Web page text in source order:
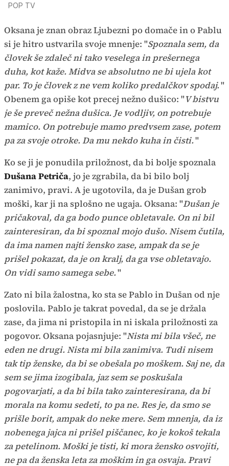
POP TV
Oksana je znan obraz Ljubezni po domače in o Pablu
si je hitro ustvarila svoje mnenje: "Spoznala sem, da
človek še zdaleč ni tako veselega in prešernega
duha, kot kaže. Midva se absolutno ne bi ujela kot
par. To je človek z ne vem koliko predalčkov spodaj."
Obenem ga opiše kot precej nežno dušico: "V bistvu
je še preveč nežna dušica. Je vodljiv, on potrebuje
mamico. On potrebuje mamo predvsem zase, potem
pa za svoje otroke. Da mu nekdo kuha in čisti."
Ko se ji je ponudila priložnost, da bi bolje spoznala
Dušana Petriča, jo je zgrabila, da bi bilo bolj
zanimivo, pravi. A je ugotovila, da je Dušan grob
moški, kar ji na splošno ne ugaja. Oksana: "Dušan je
pričakoval, da ga bodo punce obletavale. On ni bil
zainteresiran, da bi spoznal mojo dušo. Nisem čutila,
da ima namen najti žensko zase, ampak da se je
prišel pokazat, da je on kralj, da ga vse obletavajo.
On vidi samo samega sebe."
Zato ni bila žalostna, ko sta se Pablo in Dušan od nje
poslovila. Pablo je takrat povedal, da se je držala
zase, da jima ni pristopila in ni iskala priložnosti za
pogovor. Oksana pojasnjuje: "Nista mi bila všeč, ne
eden ne drugi. Nista mi bila zanimiva. Tudi nisem
tak tip ženske, da bi se obešala po moškem. Saj ne, da
sem se jima izogibala, jaz sem se poskušala
pogovarjati, a da bi bila tako zainteresirana, da bi
morala na komu sedeti, to pa ne. Res je, da smo se
prišle borit, ampak do neke mere. Sem mnenja, da iz
nobenega jajca ni prišel piščanec, ko je kokoš tekala
za petelinom. Moški je tisti, ki mora žensko osvojiti,
ne pa da ženska leta za moškim in ga osvaja. Pravi